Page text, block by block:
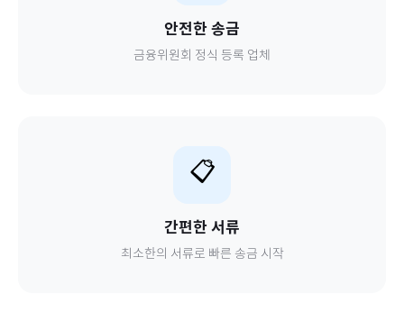
안전한 송금
금융위원회 정식 등록 업체
📋
간편한 서류
최소한의 서류로 빠른 송금 시작